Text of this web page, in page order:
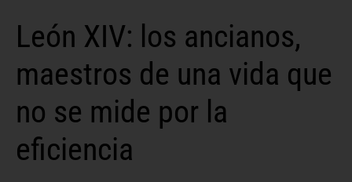
León XIV: los ancianos,
maestros de una vida que
no se mide por la
eficiencia